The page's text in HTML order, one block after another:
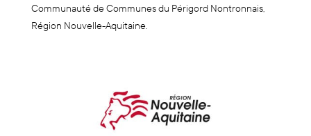
Communauté de Communes du Périgord Nontronnais,
Région Nouvelle-Aquitaine.